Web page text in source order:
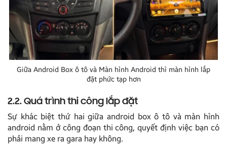
Giữa Android Box ô tô và Màn hình Android thì màn hình lắp
đặt phức tạp hơn
2.2. Quá trình thi công lắp đặt
Sự khác biệt thứ hai giữa android box ô tô và màn hình
android nằm ở công đoạn thi công, quyết định việc bạn có
phải mang xe ra gara hay không.